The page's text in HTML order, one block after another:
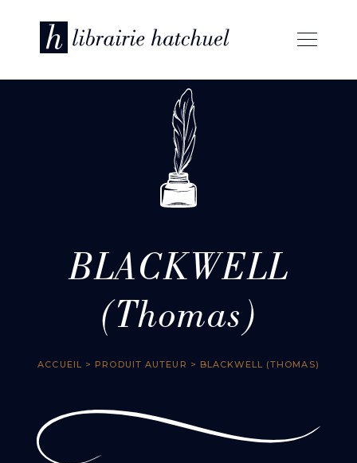
BLACKWELL
(Thomas)
ACCUEIL > PRODUIT AUTEUR > BLACKWELL (THOMAS)